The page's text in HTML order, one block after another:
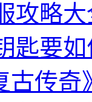
攻略
匙要
古传